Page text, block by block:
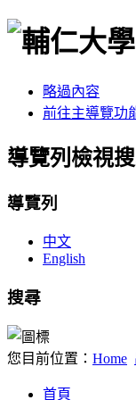
略過內容
前往主導覽功
導覽列檢視
導覽列
中文
English
搜尋
您目前位置： Home
首頁